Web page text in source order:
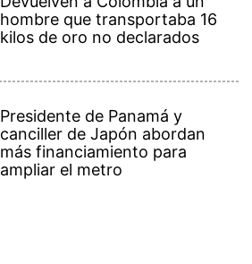
hombre que transportaba 16
kilos de oro no declarados
Presidente de Panamá y
canciller de Japón abordan
más financiamiento para
ampliar el metro